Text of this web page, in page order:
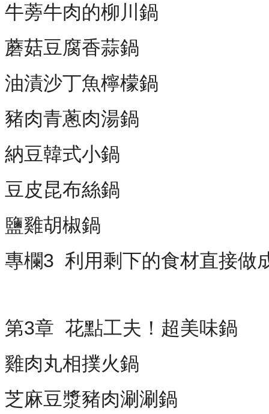
牛蒡牛肉的柳川鍋
蘑菇豆腐香蒜鍋
油漬沙丁魚檸檬鍋
豬肉青蔥肉湯鍋
納豆韓式小鍋
豆皮昆布絲鍋
鹽雞胡椒鍋
專欄3 利用剩下的食材直接做
第3章 花點工夫！超美味鍋
雞肉丸相撲火鍋
芝麻豆漿豬肉涮涮鍋